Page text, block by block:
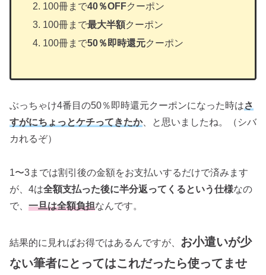
100冊まで40％OFFクーポン
100冊まで最大半額クーポン
100冊まで50％即時還元クーポン
ぶっちゃけ4番目の50％即時還元クーポンになった時はさ
すがにちょっとケチってきたか、と思いましたね。（シバ
カれるぞ）
1〜3までは割引後の金額をお支払いするだけで済みます
が、4は全額支払った後に半分返ってくるという仕様なの
で、 一旦は全額負担なんです。
結果的に見ればお得ではあるんですが、 お小遣いが少
ない筆者にとってはこれだったら使ってませ